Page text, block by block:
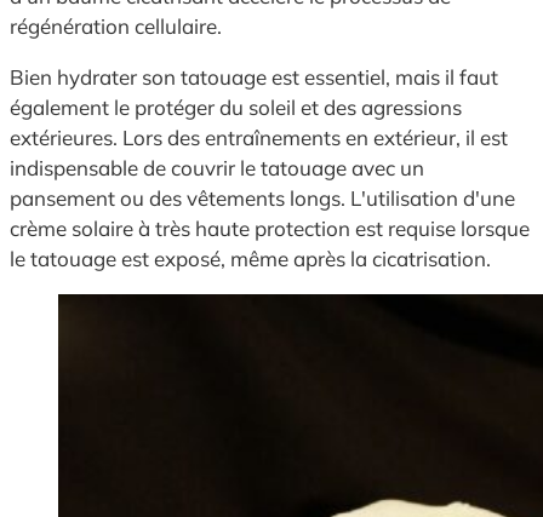
régénération cellulaire.
Bien hydrater son tatouage est essentiel, mais il faut
également le protéger du soleil et des agressions
extérieures. Lors des entraînements en extérieur, il est
indispensable de couvrir le tatouage avec un
pansement ou des vêtements longs. L'utilisation d'une
crème solaire à très haute protection est requise lorsque
le tatouage est exposé, même après la cicatrisation.